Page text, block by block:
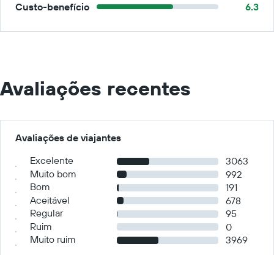
Custo-benefício 6.3
Avaliações recentes
Avaliações de viajantes
Excelente
3063
Muito bom
992
Bom
191
Aceitável
678
Regular
95
Ruim
0
Muito ruim
3969